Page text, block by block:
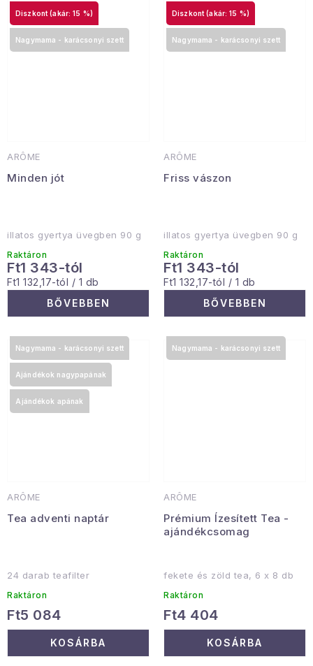
ARÔME
Minden jót
(akár: 15 %)
Nagymama - karácsonyi szett
illatos gyertya üvegben 90 g
Raktáron
Ft1 343-tól
Egységár:
Ft1 132,17-tól / 1 db
BŐVEBBEN
ARÔME
Friss vászon
(akár: 15 %)
Nagymama - karácsonyi szett
illatos gyertya üvegben 90 g
Raktáron
Ft1 343-tól
Egységár:
Ft1 132,17-tól / 1 db
BŐVEBBEN
ARÔME
Tea adventi naptár
Nagymama - karácsonyi szett
Ajándékok nagypapának
Ajándékok apának
24 darab teafilter
Raktáron
Ft5 084
KOSÁRBA
ARÔME
Prémium Ízesített Tea -
ajándékcsomag
Nagymama - karácsonyi szett
fekete és zöld tea, 6 x 8 db
Raktáron
Ft4 404
KOSÁRBA